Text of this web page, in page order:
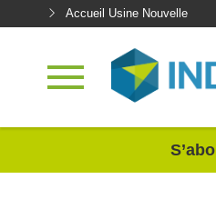
Accueil Usine Nouvelle